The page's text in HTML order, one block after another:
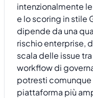
intenzionalmente
e lo scoring in stile
dipende da una
rischio enterprise,
scala delle issue
workflow di
potresti comunque
piattaforma più